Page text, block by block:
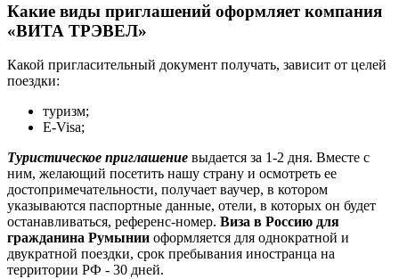
Какие виды приглашений оформляет компания
«ВИТА ТРЭВЕЛ»
Какой пригласительный документ получать, зависит от целей
поездки:
туризм;
E-Visa;
Туристическое приглашение выдается за 1-2 дня. Вместе с
ним, желающий посетить нашу страну и осмотреть ее
достопримечательности, получает ваучер, в котором
указываются паспортные данные, отели, в которых он будет
останавливаться, референс-номер. Виза в Россию для
гражданина Румынии оформляется для однократной и
двукратной поездки, срок пребывания иностранца на
территории РФ - 30 дней.